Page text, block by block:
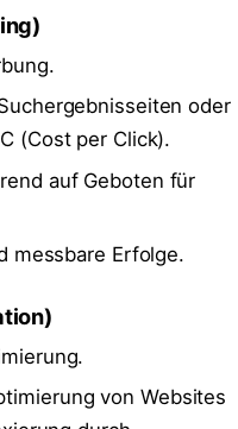
oder
(Cost per Click).
auf Geboten für
messbare Erfolge.
von Websites